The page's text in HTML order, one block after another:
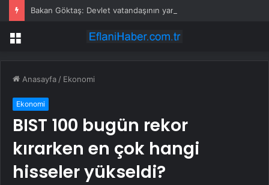
Bakan Göktaş: Devlet vatandaşının yanında olmak için var
Menü
Anasayfa / Ekonomi
Ekonomi
BIST 100 bugün rekor
kırarken en çok hangi
hisseler yükseldi?